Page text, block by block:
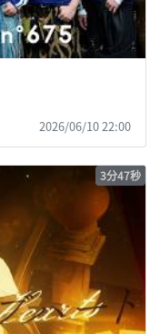
2026/06/10 22:00
3分47秒